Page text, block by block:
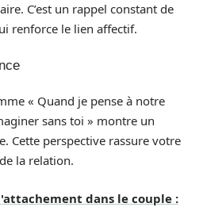
C’est un rappel constant de
renforce le lien affectif.
« Quand je pense à notre
sans toi » montre un
Cette perspective rassure votre
la relation.
dans le couple :